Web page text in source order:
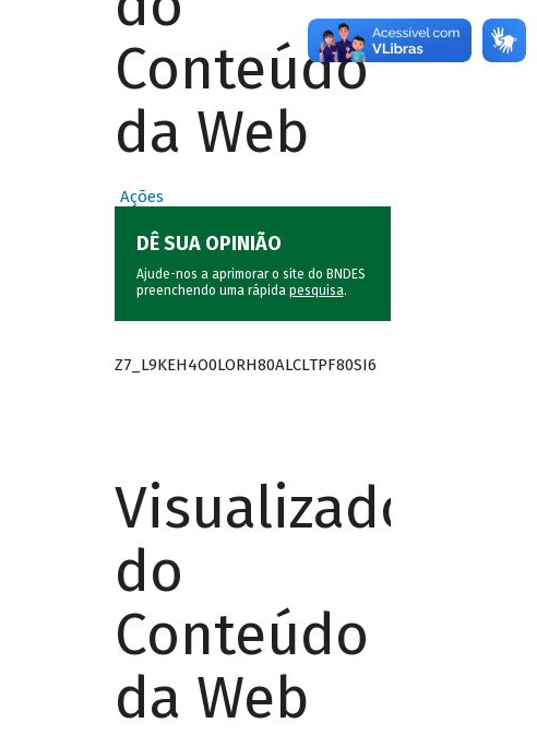
Conteúdo
da Web
Ações
DÊ SUA OPINIÃO
Ajude-nos a aprimorar o site do BNDES
preenchendo uma rápida pesquisa.
Z7_L9KEH4O0LORH80ALCLTPF80SI6
Visualizador
do
Conteúdo
da Web